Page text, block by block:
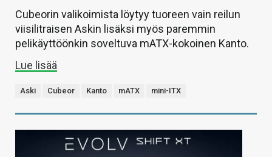
Cubeorin valikoimista löytyy tuoreen vain reilun
viisilitraisen Askin lisäksi myös paremmin
pelikäyttöönkin soveltuva mATX-kokoinen Kanto.
Lue lisää
Aski Cubeor Kanto mATX mini-ITX